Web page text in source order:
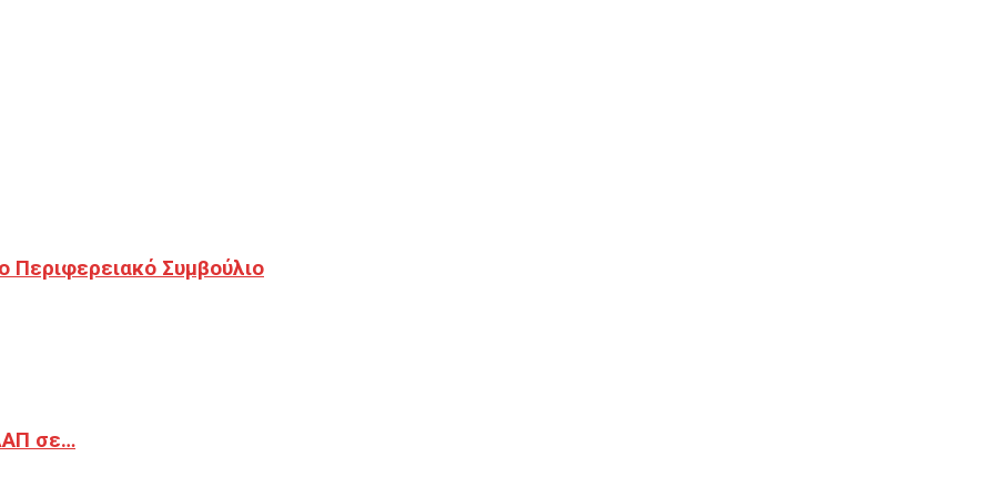
Περιφερειακό Συμβούλιο
σε…